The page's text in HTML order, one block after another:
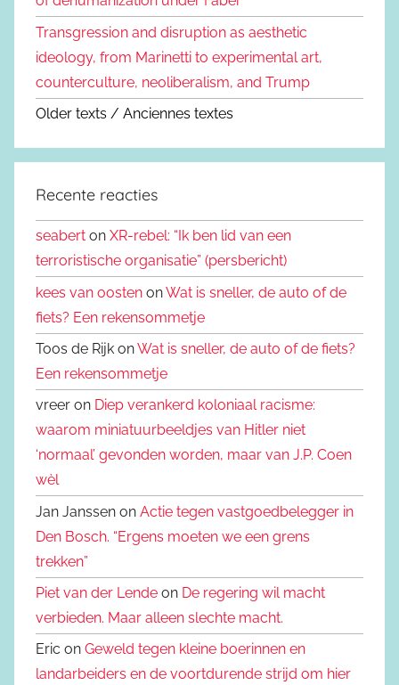
Transgression and disruption as aesthetic
ideology, from Marinetti to experimental art,
counterculture, neoliberalism, and Trump
Older texts / Anciennes textes
Recente reacties
seabert on XR-rebel: “Ik ben lid van een
terroristische organisatie” (persbericht)
kees van oosten onWat is sneller, de auto of de
fiets? Een rekensommetje
Toos de Rijk onWat is sneller, de auto of de fiets?
Een rekensommetje
vreer on Diep verankerd koloniaal racisme:
waarom miniatuurbeeldjes van Hitler niet
‘normaal’ gevonden worden, maar van J.P. Coen
wèl
Jan Janssen on Actie tegen vastgoedbelegger in
Den Bosch. “Ergens moeten we een grens
trekken”
Piet van der Lende on De regering wil macht
verbieden. Maar alleen slechte macht.
Eric on Geweld tegen kleine boerinnen en
landarbeiders en de voortdurende strijd om hier